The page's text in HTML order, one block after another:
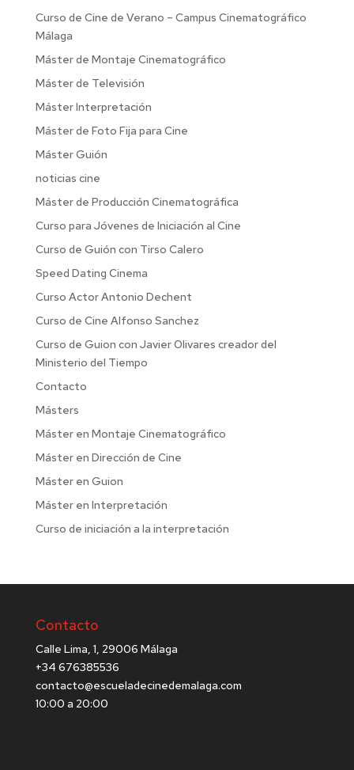
Curso de Cine de Verano – Campus Cinematográfico
Málaga
Máster de Montaje Cinematográfico
Máster de Televisión
Máster Interpretación
Máster de Foto Fija para Cine
Máster Guión
noticias cine
Máster de Producción Cinematográfica
Curso para Jóvenes de Iniciación al Cine
Curso de Guión con Tirso Calero
Speed Dating Cinema
Curso Actor Antonio Dechent
Curso de Cine Alfonso Sanchez
Curso de Guion con Javier Olivares creador del
Ministerio del Tiempo
Contacto
Másters
Máster en Montaje Cinematográfico
Máster en Dirección de Cine
Máster en Guion
Máster en Interpretación
Curso de iniciación a la interpretación
Contacto
Calle Lima, 1, 29006 Málaga
+34 676385536
contacto@escueladecinedemalaga.com
10:00 a 20:00